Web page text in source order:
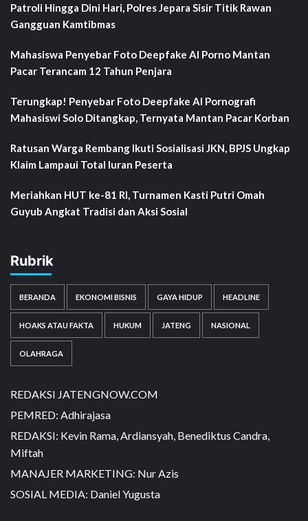
Patroli Hingga Dini Hari, Polres Jepara Sisir Titik Rawan
Gangguan Kamtibmas
Mahasiswa Penyebar Foto Deepfake AI Porno Mantan
Pacar Terancam 12 Tahun Penjara
Terungkap! Penyebar Foto Deepfake AI Pornografi
Mahasiswi Solo Ditangkap, Ternyata Mantan Pacar Korban
Ratusan Warga Rembang Ikuti Sosialisasi JKN, BPJS Ungkap
Klaim Lampaui Total Iuran Peserta
Meriahkan HUT ke-81 RI, Turnamen Kasti Putri Omah
Guyub Angkat Tradisi dan Aksi Sosial
Rubrik
BERANDA EKONOMI BISNIS GAYA HIDUP HEADLINE
HOAKS ATAU FAKTA HUKUM JATENG NASIONAL
OLAHRAGA
REDAKSI JATENGNOW.COM
PEMRED: Adhirajasa
REDAKSI: Kevin Rama, Ardiansyah, Benediktus Candra,
Miftah
MANAJER MARKETING: Nur Azis
SOSIAL MEDIA: Daniel Yugusta